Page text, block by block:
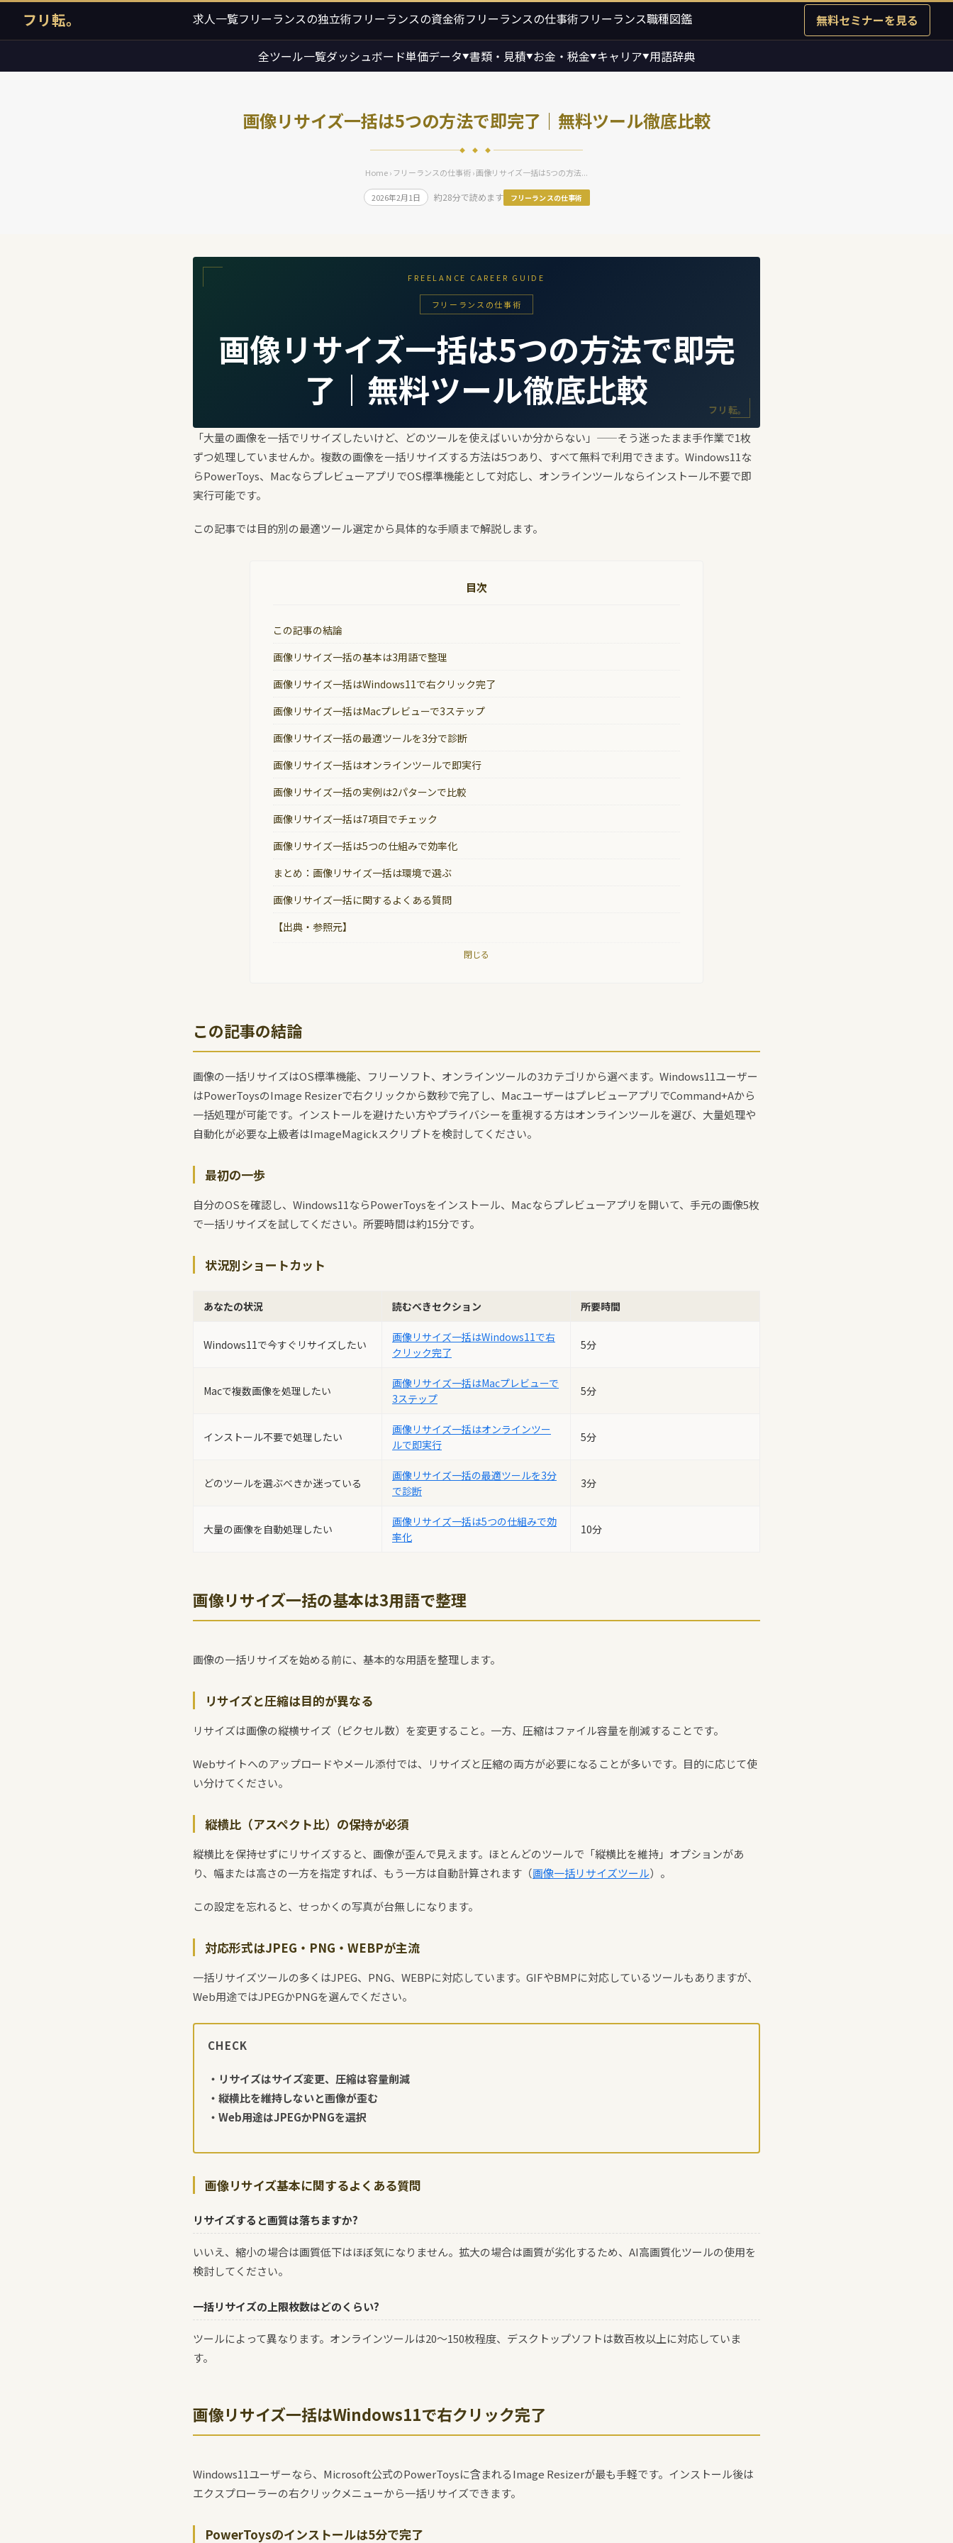
フリ転。 求人一覧フリーランスの独立術フリーランスの資金術フリーランスの仕事術フリーランス職種図鑑 無料セミナーを見る
全ツール一覧ダッシュボード単価データ▼書類・見積▼お金・税金▼キャリア▼用語辞典
画像リサイズ一括は5つの方法で即完了｜無料ツール徹底比較
◆ ◆ ◆
Home›フリーランスの仕事術› 画像リサイズ一括は5つの方法...
2026年2月1日 約28分で読めます フリーランスの仕事術
FREELANCE CAREER GUIDE
フリーランスの仕事術
画像リサイズ一括は5つの方法で即完
了｜無料ツール徹底比較
フリ転。
「大量の画像を一括でリサイズしたいけど、どのツールを使えばいいか分からない」——そう迷ったまま手作業で1枚
ずつ処理していませんか。複数の画像を一括リサイズする方法は5つあり、すべて無料で利用できます。Windows11な
らPowerToys、MacならプレビューアプリでOS標準機能として対応し、オンラインツールならインストール不要で即
実行可能です。
この記事では目的別の最適ツール選定から具体的な手順まで解説します。
目次
この記事の結論
画像リサイズ一括の基本は3用語で整理
画像リサイズ一括はWindows11で右クリック完了
画像リサイズ一括はMacプレビューで3ステップ
画像リサイズ一括の最適ツールを3分で診断
画像リサイズ一括はオンラインツールで即実行
画像リサイズ一括の実例は2パターンで比較
画像リサイズ一括は7項目でチェック
画像リサイズ一括は5つの仕組みで効率化
まとめ：画像リサイズ一括は環境で選ぶ
画像リサイズ一括に関するよくある質問
【出典・参照元】
閉じる
この記事の結論
画像の一括リサイズはOS標準機能、フリーソフト、オンラインツールの3カテゴリから選べます。Windows11ユーザー
はPowerToysのImage Resizerで右クリックから数秒で完了し、MacユーザーはプレビューアプリでCommand+Aから
一括処理が可能です。インストールを避けたい方やプライバシーを重視する方はオンラインツールを選び、大量処理や
自動化が必要な上級者はImageMagickスクリプトを検討してください。
最初の一歩
自分のOSを確認し、Windows11ならPowerToysをインストール、Macならプレビューアプリを開いて、手元の画像5枚
で一括リサイズを試してください。所要時間は約15分です。
状況別ショートカット
あなたの状況 読むべきセクション 所要時間
Windows11で今すぐリサイズしたい
画像リサイズ一括はWindows11で右
クリック完了
5分
Macで複数画像を処理したい
画像リサイズ一括はMacプレビューで
3ステップ
5分
インストール不要で処理したい
画像リサイズ一括はオンラインツー
ルで即実行
5分
どのツールを選ぶべきか迷っている
画像リサイズ一括の最適ツールを3分
で診断
3分
大量の画像を自動処理したい
画像リサイズ一括は5つの仕組みで効
率化
10分
画像リサイズ一括の基本は3用語で整理
画像の一括リサイズを始める前に、基本的な用語を整理します。
リサイズと圧縮は目的が異なる
リサイズは画像の縦横サイズ（ピクセル数）を変更すること。一方、圧縮はファイル容量を削減することです。
Webサイトへのアップロードやメール添付では、リサイズと圧縮の両方が必要になることが多いです。目的に応じて使
い分けてください。
縦横比（アスペクト比）の保持が必須
縦横比を保持せずにリサイズすると、画像が歪んで見えます。ほとんどのツールで「縦横比を維持」オプションがあ
り、幅または高さの一方を指定すれば、もう一方は自動計算されます（画像一括リサイズツール）。
この設定を忘れると、せっかくの写真が台無しになります。
対応形式はJPEG・PNG・WEBPが主流
一括リサイズツールの多くはJPEG、PNG、WEBPに対応しています。GIFやBMPに対応しているツールもありますが、
Web用途ではJPEGかPNGを選んでください。
CHECK
・リサイズはサイズ変更、圧縮は容量削減
・縦横比を維持しないと画像が歪む
・Web用途はJPEGかPNGを選択
画像リサイズ基本に関するよくある質問
リサイズすると画質は落ちますか?
いいえ、縮小の場合は画質低下はほぼ気になりません。拡大の場合は画質が劣化するため、AI高画質化ツールの使用を
検討してください。
一括リサイズの上限枚数はどのくらい?
ツールによって異なります。オンラインツールは20〜150枚程度、デスクトップソフトは数百枚以上に対応していま
す。
画像リサイズ一括はWindows11で右クリック完了
Windows11ユーザーなら、Microsoft公式のPowerToysに含まれるImage Resizerが最も手軽です。インストール後は
エクスプローラーの右クリックメニューから一括リサイズできます。
PowerToysのインストールは5分で完了